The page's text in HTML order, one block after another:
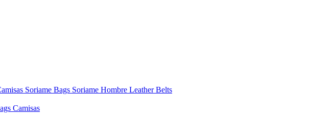
Soriame Bags Soriame Hombre Leather Belts
Camisas